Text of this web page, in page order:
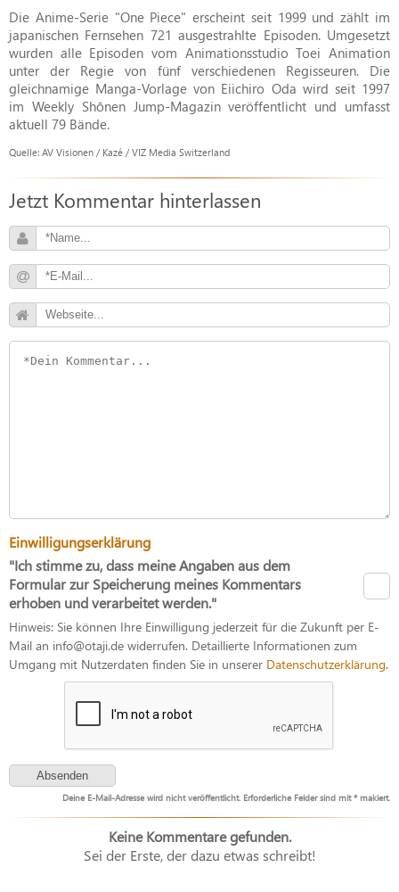
Die Anime-Serie "One Piece" erscheint seit 1999 und zählt im
japanischen Fernsehen 721 ausgestrahlte Episoden. Umgesetzt
wurden alle Episoden vom Animationsstudio Toei Animation
unter der Regie von fünf verschiedenen Regisseuren. Die
gleichnamige Manga-Vorlage von Eiichiro Oda wird seit 1997
im Weekly Shōnen Jump-Magazin veröffentlicht und umfasst
aktuell 79 Bände.
Quelle: AV Visionen / Kazé / VIZ Media Switzerland
Jetzt Kommentar hinterlassen
Einwilligungserklärung
"Ich stimme zu, dass meine Angaben aus dem
Formular zur Speicherung meines Kommentars
erhoben und verarbeitet werden."
Hinweis: Sie können Ihre Einwilligung jederzeit für die Zukunft per E-
Mail an info@otaji.de widerrufen. Detaillierte Informationen zum
Umgang mit Nutzerdaten finden Sie in unserer Datenschutzerklärung.
Deine E-Mail-Adresse wird nicht veröffentlicht. Erforderliche Felder sind mit * makiert.
Keine Kommentare gefunden.
Sei der Erste, der dazu etwas schreibt!